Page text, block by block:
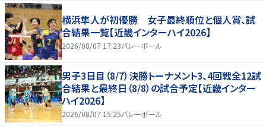
横浜隼人が初優勝 女子最終順位と個人賞、試
合結果一覧【近畿インターハイ2026】
2026/08/07 17:23バレーボール
男子3日目（8/7）決勝トーナメント3、4回戦全12試
合結果と最終日（8/8）の試合予定【近畿インター
ハイ2026】
2026/08/07 15:25バレーボール